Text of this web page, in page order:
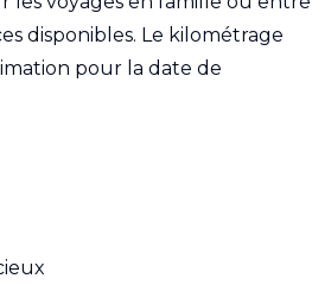
disponibles. Le kilométrage
pour la date de